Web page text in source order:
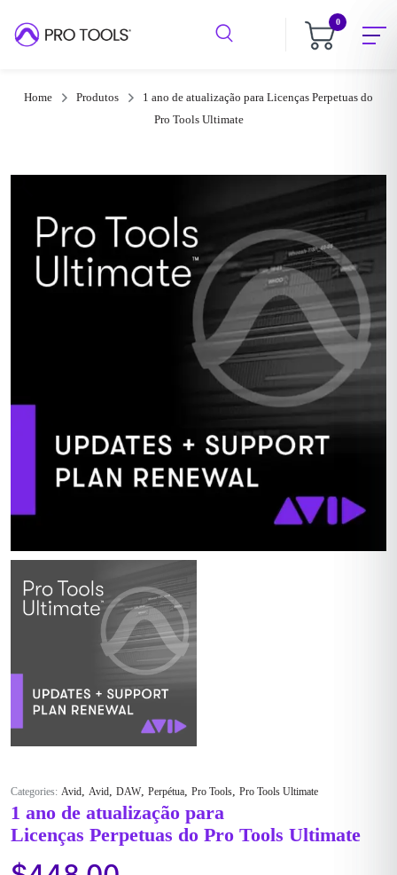
0
Home Produtos
1 ano de atualização para Licenças Perpetuas do
Pro Tools Ultimate
Categories: Avid, Avid, DAW, Perpétua, Pro Tools, Pro Tools Ultimate
1 ano de atualização para
Licenças Perpetuas do Pro Tools Ultimate